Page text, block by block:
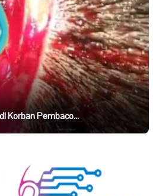
Korban Pembaco…